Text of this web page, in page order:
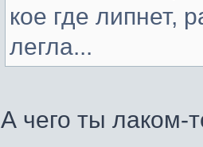
кое где липнет,
легла...
А чего ты лаком-